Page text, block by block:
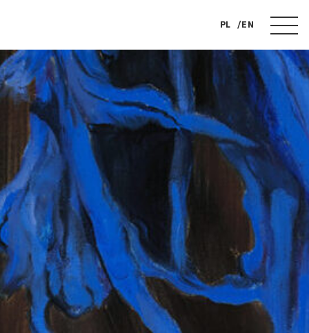
FUNDACJA
WYDARZENIA
KOLEKCJA
BILETY
KSIĄŻKA
PRASA
KONTAKT
PL EN